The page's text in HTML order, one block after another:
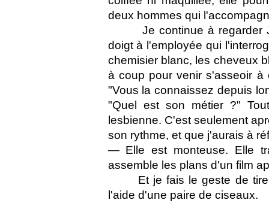
deux hommes qui
Je continue à regarder
doigt à l'employée qui
chemisier blanc, les cheveux
à coup pour venir s'asseoir à
"Vous la connaissez depuis
"Quel est son métier ?"
lesbienne. C'est seulement
son rythme, et que j'aurais à
— Elle est monteuse. Elle
assemble les plans d'un film
Et je fais le geste de
l'aide d'une paire de ciseaux.